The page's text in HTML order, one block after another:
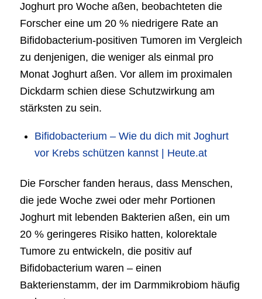
Joghurt pro Woche aßen, beobachteten die
Forscher eine um 20 % niedrigere Rate an
Bifidobacterium-positiven Tumoren im Vergleich
zu denjenigen, die weniger als einmal pro
Monat Joghurt aßen. Vor allem im proximalen
Dickdarm schien diese Schutzwirkung am
stärksten zu sein.
Bifidobacterium – Wie du dich mit Joghurt
vor Krebs schützen kannst | Heute.at
Die Forscher fanden heraus, dass Menschen,
die jede Woche zwei oder mehr Portionen
Joghurt mit lebenden Bakterien aßen, ein um
20 % geringeres Risiko hatten, kolorektale
Tumore zu entwickeln, die positiv auf
Bifidobacterium waren – einen
Bakterienstamm, der im Darmmikrobiom häufig